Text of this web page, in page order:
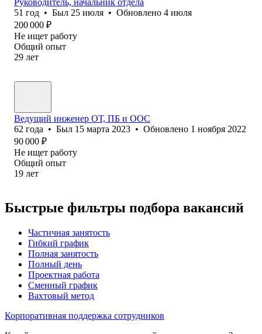
51 год • Был 25 июля • Обновлено 4 июля
200 000 ₽
Не ищет работу
Общий опыт
29 лет
Ведущий инженер ОТ, ПБ и ООС
62 года • Был 15 марта 2023 • Обновлено 1 ноября 2022
90 000 ₽
Не ищет работу
Общий опыт
19 лет
Быстрые фильтры подбора вакансий
Частичная занятость
Гибкий график
Полная занятость
Полный день
Проектная работа
Сменный график
Вахтовый метод
Корпоративная поддержка сотрудников